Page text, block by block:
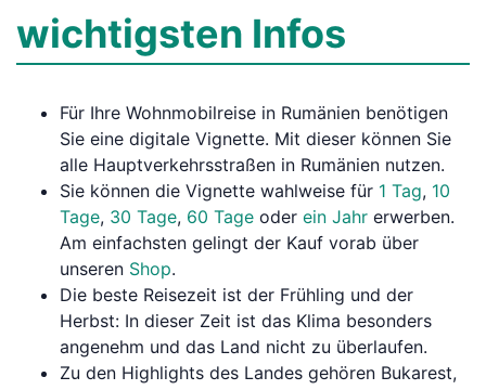
wichtigsten Infos
Für Ihre Wohnmobilreise in Rumänien benötigen
Sie eine digitale Vignette. Mit dieser können Sie
alle Hauptverkehrsstraßen in Rumänien nutzen.
Sie können die Vignette wahlweise für 1 Tag, 10
Tage, 30 Tage, 60 Tage oder ein Jahr erwerben.
Am einfachsten gelingt der Kauf vorab über
unseren Shop.
Die beste Reisezeit ist der Frühling und der
Herbst: In dieser Zeit ist das Klima besonders
angenehm und das Land nicht zu überlaufen.
Zu den Highlights des Landes gehören Bukarest,